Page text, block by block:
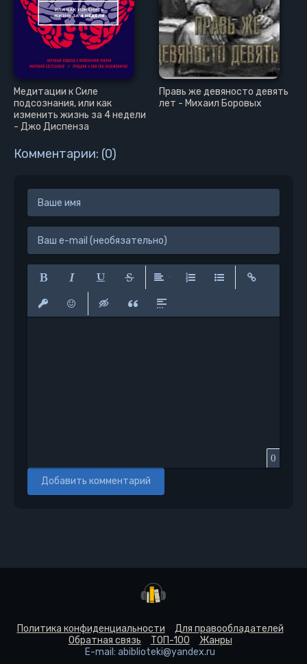
Медитации к Силе
подсознания, или как
изменить жизнь за 4 недели
- Джо Диспенза
Правь же девяносто девять
лет - Михаил Боровых
Комментарии: (0)
Полужирный
Курсив Подчеркнутый
0
Добавить комментарий
Политика конфиденциальности
Для правообладателей
Обратная связь
ТОП-100
Жанры
E-mail: abiblioteki@yandex.ru